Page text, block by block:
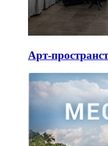
Арт-